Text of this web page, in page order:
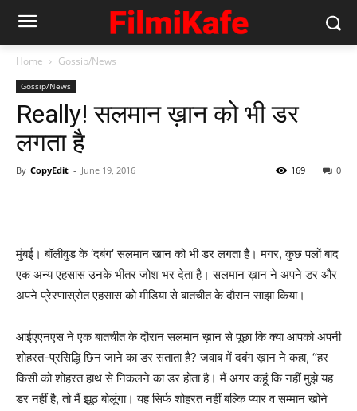
Home Gossip/News
Gossip/News
Really! सलमान ख़ान को भी डर
लगता है
By CopyEdit - June 19, 2016 0
169
मुंबई। बॉलीवुड के ‘दबंग’ सलमान खान को भी डर लगता है। मगर, कुछ पलों बाद
एक अन्‍य एहसास उनके भीतर जोश भर देता है। सलमान ख़ान ने अपने डर और
अपने प्रेरणास्रोत एहसास को मीडिया से बातचीत के दौरान साझा किया।
आईएएनएस ने एक बातचीत के दौरान सलमान ख़ान से पूछा कि क्या आपको अपनी
शोहरत-प्रसिद्धि छिन जाने का डर सताता है? जवाब में दबंग ख़ान ने कहा, “हर
किसी को शोहरत हाथ से निकलने का डर होता है। मैं अगर कहूं कि नहीं मुझे यह
डर नहीं है, तो मैं झूठ बोलूंगा। यह सिर्फ शोहरत नहीं बल्कि प्यार व सम्मान खोने